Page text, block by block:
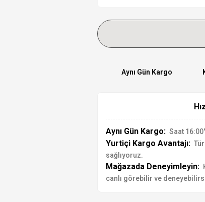
Aynı Gün Kargo
Aynı Gün Kargo: Saat
Yurtiçi Kargo Avantajı:
sağlıyoruz.
Mağazada Deneyimleyin:
canlı görebilir ve